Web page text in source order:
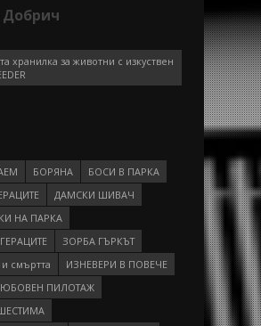
хранилка за животни с изкуствен
БОРЯНА
БОСИ В ПАРКА
ДАМСКИ ШИВАЧ
НА ПАРКА
ЗОРБА ГЪРКЪТ
смъртта
ИЗНЕВЕРИ В ПОВЕЧЕ
ПИЛОТАЖ